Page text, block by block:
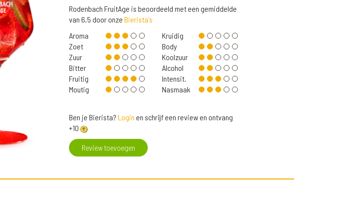
Rodenbach FruitAge is beoordeeld met een gemiddelde
van 6,5 door onze Bierista's
Aroma
Zoet
Zuur
Bitter
Fruitig
Moutig
Kruidig
Body
Koolzuur
Alcohol
Intensit.
Nasmaak
Ben je Bierista? Login en schrijf een review en ontvang
+10
Review toevoegen